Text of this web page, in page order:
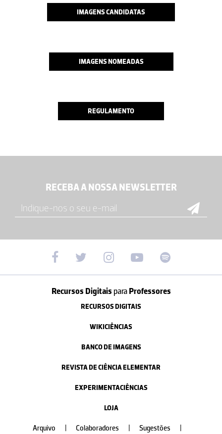
IMAGENS CANDIDATAS
IMAGENS NOMEADAS
REGULAMENTO
RECEBA A NOSSA NEWSLETTER
Recursos Digitais paraProfessores
RECURSOS DIGITAIS
WIKICIÊNCIAS
BANCO DE IMAGENS
REVISTA DE CIÊNCIA ELEMENTAR
EXPERIMENTACIÊNCIAS
LOJA
Arquivo Colaboradores Sugestões